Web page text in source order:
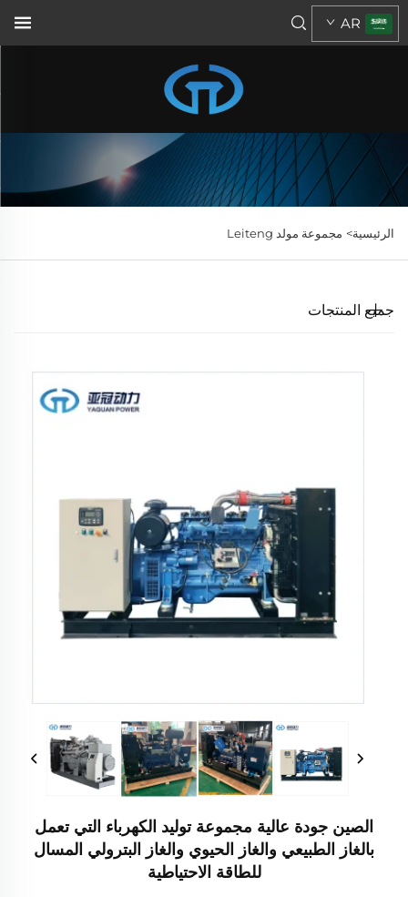
AR
الرئيسية> مجموعة مولد Leiteng
جميع المنتجات
الصين جودة عالية مجموعة توليد الكهرباء التي تعمل
بالغاز الطبيعي والغاز الحيوي والغاز البترولي المسال
للطاقة الاحتياطية